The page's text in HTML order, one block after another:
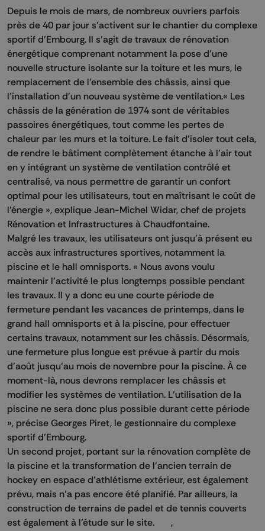
Depuis le mois de mars, de nombreux ouvriers parfois
près de 40 par jour s’activent sur le chantier du complexe
sportif d’Embourg. Il s’agit de travaux de rénovation
énergétique comprenant notamment la pose d’une
nouvelle structure isolante sur la toiture et les murs, le
remplacement de l’ensemble des châssis, ainsi que
l’installation d’un nouveau système de ventilation.« Les
châssis de la génération de 1974 sont de véritables
passoires énergétiques, tout comme les pertes de
chaleur par les murs et la toiture. Le fait d’isoler tout cela,
de rendre le bâtiment complètement étanche à l’air tout
en y intégrant un système de ventilation contrôlé et
centralisé, va nous permettre de garantir un confort
optimal pour les utilisateurs, tout en maîtrisant le coût de
l’énergie », explique Jean-Michel Widar, chef de projets
Rénovation et Infrastructures à Chaudfontaine.
Malgré les travaux, les utilisateurs ont jusqu’à présent eu
accès aux infrastructures sportives, notamment la
piscine et le hall omnisports. « Nous avons voulu
maintenir l’activité le plus longtemps possible pendant
les travaux. Il y a donc eu une courte période de
fermeture pendant les vacances de printemps, dans le
grand hall omnisports et à la piscine, pour effectuer
certains travaux, notamment sur les châssis. Désormais,
une fermeture plus longue est prévue à partir du mois
d’août jusqu’au mois de novembre pour la piscine. À ce
moment-là, nous devrons remplacer les châssis et
modifier les systèmes de ventilation. L’utilisation de la
piscine ne sera donc plus possible durant cette période
», précise Georges Piret, le gestionnaire du complexe
sportif d’Embourg.
Un second projet, portant sur la rénovation complète de
la piscine et la transformation de l'ancien terrain de
hockey en espace d’athlétisme extérieur, est également
prévu, mais n’a pas encore été planifié. Par ailleurs, la
construction de terrains de padel et de tennis couverts
est également à l’étude sur le site. ,